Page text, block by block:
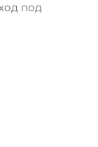
под